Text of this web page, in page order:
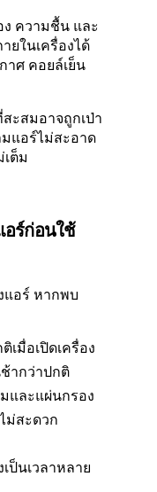
ความชื้น และ
ยในเครื่องได้
าศ คอยล์เย็น
ะสมอาจถูกเป่า
แอร์ไม่สะอาด
ต็ม
ร์ก่อนใช้
แอร์ หากพบ
มื่อเปิดเครื่อง
ากว่าปกติ
และแผ่นกรอง
ม่สะดวก
ป็นเวลาหลาย